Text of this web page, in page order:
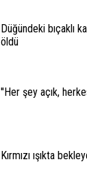
Düğündeki bıçaklı
öldü
''Her şey açık,
Kırmızı ışıkta